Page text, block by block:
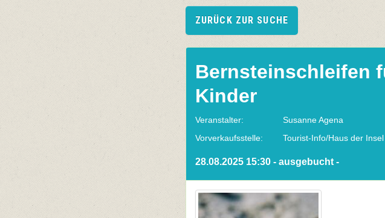
ZURÜCK ZUR SUCHE
Bernsteinschleifen
Kinder
Veranstalter: Susanne Agena
Vorverkaufsstelle:
Tourist-Info/Haus der Insel
28.08.2025 15:30 - ausgebucht -